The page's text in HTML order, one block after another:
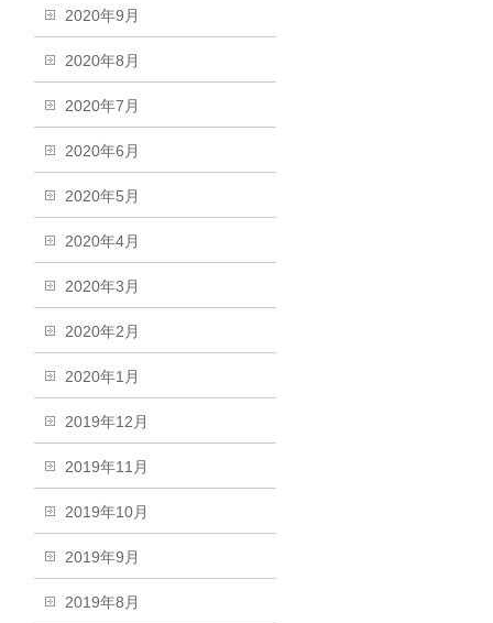
2020年9月
2020年8月
2020年7月
2020年6月
2020年5月
2020年4月
2020年3月
2020年2月
2020年1月
2019年12月
2019年11月
2019年10月
2019年9月
2019年8月